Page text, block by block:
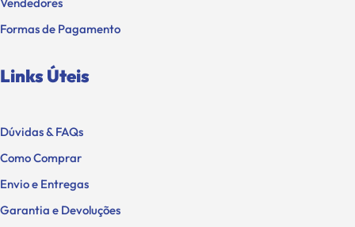
Formas de Pagamento
Links Úteis
Dúvidas & FAQs
Como Comprar
Envio e Entregas
Garantia e Devoluções